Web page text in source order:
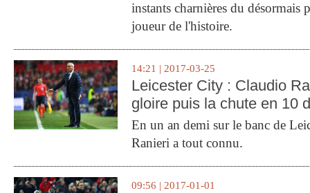
instants charnières du désormais
joueur de l'histoire.
14:21 | 2017-03-25
Leicester City : Claudio
gloire puis la chute en 10
En un an demi sur le banc de
Ranieri a tout connu.
09:56 | 2017-01-01